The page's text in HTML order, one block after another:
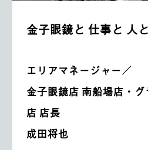
金子眼鏡と 仕事と 人と
エリアマネージャー／
金子眼鏡店 南船場店・
店 店長
成田将也